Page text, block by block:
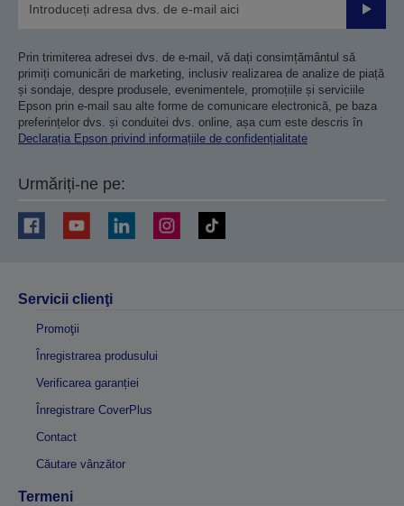
Prin trimiterea adresei dvs. de e-mail, vă dați consimțământul să
primiți comunicări de marketing, inclusiv realizarea de analize de piață
și sondaje, despre produsele, evenimentele, promoțiile și serviciile
Epson prin e-mail sau alte forme de comunicare electronică, pe baza
preferințelor dvs. și conduitei dvs. online, așa cum este descris în
Declarația Epson privind informațiile de confidențialitate
Urmăriți-ne pe:
Servicii clienţi
Promoţii
Înregistrarea produsului
Verificarea garanției
Înregistrare CoverPlus
Contact
Căutare vânzător
Termeni